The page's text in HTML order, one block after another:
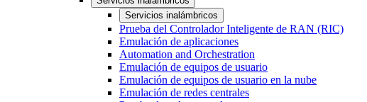
Servicios inalámbricos
Prueba del Controlador Inteligente de RAN (RIC)
Emulación de aplicaciones
Automation and Orchestration
Emulación de equipos de usuario
Emulación de equipos de usuario en la nube
Emulación de redes centrales